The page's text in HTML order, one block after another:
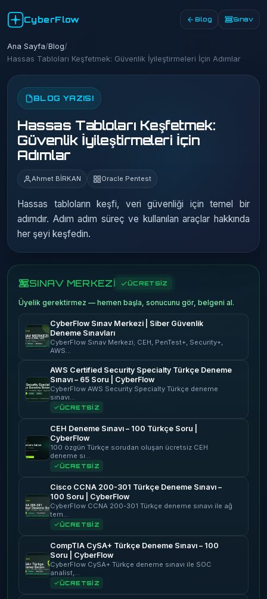
CyberFlow Blog Sınav
Ana Sayfa/Blog/
Hassas Tabloları Keşfetmek: Güvenlik İyileştirmeleri İçin Adımlar
BLOG YAZISI
Hassas Tabloları Keşfetmek:
Güvenlik İyileştirmeleri İçin
Adımlar
Ahmet BİRKAN Oracle Pentest
Hassas tabloların keşfi, veri güvenliği için temel bir
adımdır. Adım adım süreç ve kullanılan araçlar hakkında
her şeyi keşfedin.
SINAV MERKEZİ ÜCRETSİZ
Üyelik gerektirmez — hemen başla, sonucunu gör, belgeni al.
CyberFlow Sınav Merkezi | Siber Güvenlik
Deneme Sınavları
CyberFlow Sınav Merkezi; CEH, PenTest+, Security+,
AWS…
AWS Certified Security Specialty Türkçe Deneme
Sınavı – 65 Soru | CyberFlow
CyberFlow AWS Security Specialty Türkçe deneme
sınavı…
ÜCRETSİZ
CEH Deneme Sınavı – 100 Türkçe Soru |
CyberFlow
100 özgün Türkçe sorudan oluşan ücretsiz CEH
deneme sı…
ÜCRETSİZ
Cisco CCNA 200-301 Türkçe Deneme Sınavı –
100 Soru | CyberFlow
CyberFlow CCNA 200-301 Türkçe deneme sınavı ile ağ
tem…
ÜCRETSİZ
CompTIA CySA+ Türkçe Deneme Sınavı – 100
Soru | CyberFlow
CyberFlow CySA+ Türkçe deneme sınavı ile SOC
analist,…
ÜCRETSİZ